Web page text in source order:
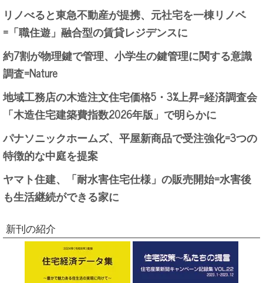
リノべると東急不動産が提携、元社宅を一棟リノベ
=「職住遊」融合型の賃貸レジデンスに
約7割が物理鍵で管理、小学生の鍵管理に関する意識
調査=Nature
地域工務店の木造注文住宅価格5・3%上昇=経済調査会
「木造住宅建築費指数2026年版」で明らかに
パナソニックホームズ、平屋新商品で受注強化=3つの
特徴的な中庭を提案
ヤマト住建、「耐水害住宅仕様」の販売開始=水害後
も生活継続ができる家に
新刊の紹介